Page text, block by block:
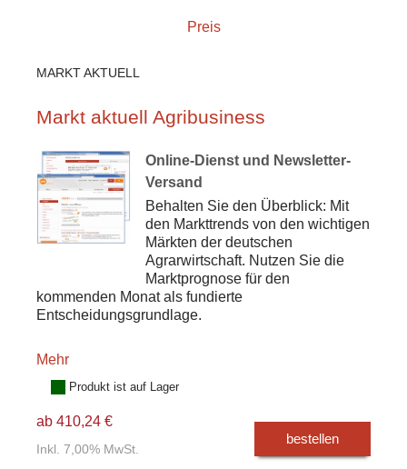
Preis
MARKT AKTUELL
Markt aktuell Agribusiness
Online-Dienst und Newsletter-
Versand
Behalten Sie den Überblick: Mit
den Markttrends von den wichtigen
Märkten der deutschen
Agrarwirtschaft. Nutzen Sie die
Marktprognose für den
kommenden Monat als fundierte
Entscheidungsgrundlage.
Mehr
Produkt ist auf Lager
ab 410,24 €
Inkl. 7,00% MwSt.
bestellen